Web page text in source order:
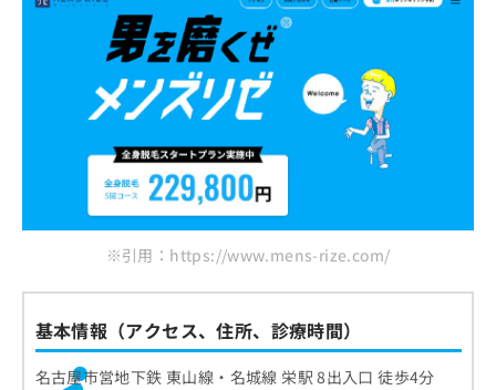
※引用：https://www.mens-rize.com/
基本情報（アクセス、住所、診療時間）
名古屋市営地下鉄 東山線・名城線 栄駅 8出入口 徒歩4分